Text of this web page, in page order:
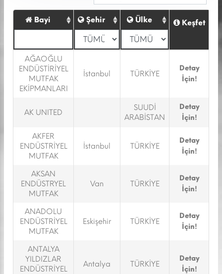
Bayi Şehir Ülke Keşfet
AĞAOĞLU
ENDÜSTİRİYEL
MUTFAK
EKİPMANLARI
İstanbul TÜRKİYE
Detay
İçin!
AK UNITED
SUUDİ
ARABİSTAN
Detay
İçin!
AKFER
ENDÜSTRİYEL
MUTFAK
İstanbul TÜRKİYE
Detay
İçin!
AKSAN
ENDÜSTRYEL
MUTFAK
Van TÜRKİYE
Detay
İçin!
ANADOLU
ENDÜSTRİYEL
MUTFAK
Eskişehir TÜRKİYE
Detay
İçin!
ANTALYA
YILDIZLAR
ENDÜSTRİYEL
Antalya TÜRKİYE
Detay
İçin!